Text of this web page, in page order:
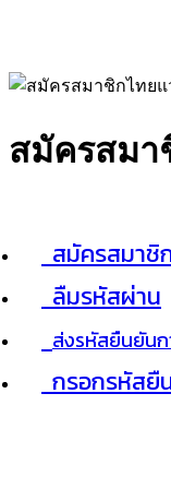
สมัครสมา
สมัครสมาชิ
ลืมรหัสผ่าน
ส่งรหัสยืนยันก
กรอกรหัสยื